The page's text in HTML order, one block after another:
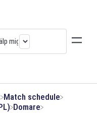
​Match schedule
​Domare